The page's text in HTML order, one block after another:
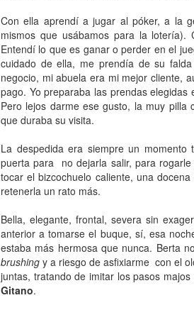
Con ella aprendí a jugar al póker, a la
mismos que usábamos para la
Entendí lo que es ganar o perder en el
cuidado de ella, me prendía de su
negocio, mi abuela era mi mejor cliente,
pago. Yo preparaba las prendas
Pero lejos darme ese gusto, la muy pilla
que duraba su visita.
La despedida era siempre un
puerta para
no dejarla salir, para
tocar el bizcochuelo caliente, una
retenerla un rato más.
Bella, elegante, frontal, severa sin
anterior a tomarse el buque, sí, esa
estaba más hermosa que nunca. Berta
brushing y a riesgo de asfixiarme con el
juntas, tratando de imitar los pasos
Gitano.
Detrás de la ventana,
Si pienso en él, lo veo
una visión fugaz,
espaldas, en su casita
zona Sur.
Por Guadalupe
“La soledad implica
conmigo misma.
filósofa fuera de serie
podcaster Lauren
favorable acogida.